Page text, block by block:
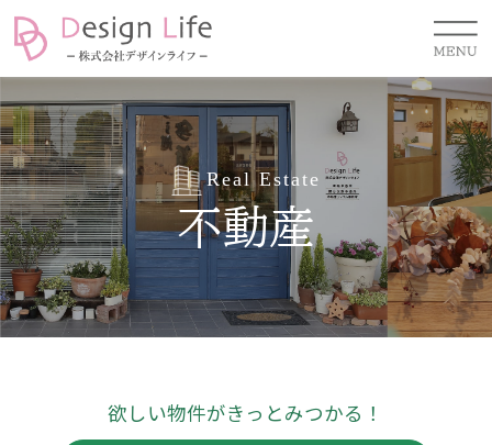
Real Estate
不動産
欲しい物件がきっとみつかる！